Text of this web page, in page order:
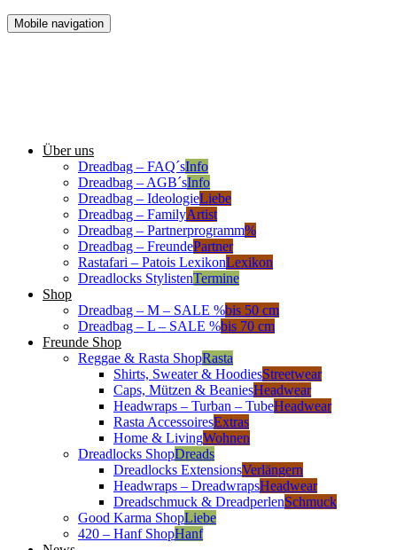
Mobile navigation
Über uns
Dreadbag – FAQ´sInfo
Dreadbag – AGB´sInfo
Dreadbag – IdeologieLiebe
Dreadbag – FamilyArtist
Dreadbag – Partnerprogramm%
Dreadbag – FreundePartner
Rastafari – Patois LexikonLexikon
Dreadlocks StylistenTermine
Shop
Dreadbag – M – SALE %bis 50 cm
Dreadbag – L – SALE %bis 70 cm
Freunde Shop
Reggae & Rasta ShopRasta
Shirts, Sweater & HoodiesStreetwear
Caps, Mützen & BeaniesHeadwear
Headwraps – Turban – TubeHeadwear
Rasta AccessoiresExtras
Home & LivingWohnen
Dreadlocks ShopDreads
Dreadlocks ExtensionsVerlängern
Headwraps – DreadwrapsHeadwear
Dreadschmuck & DreadperlenSchmuck
Good Karma ShopLiebe
420 – Hanf ShopHanf